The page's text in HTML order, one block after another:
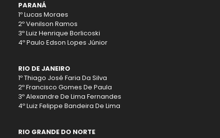
PARANÁ
1º Lucas Moraes
2º Venilson Ramos
3º Luiz Henrique Borlicoski
4º Paulo Edson Lopes Júnior
RIO DE JANEIRO
1º Thiago José Faria Da Silva
2º Francisco Gomes De Paula
3º Alexandre De Lima Fernandes
4º Luiz Felippe Bandeira De Lima
RIO GRANDE DO NORTE